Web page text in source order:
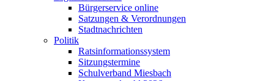
Bürgerservice online
Satzungen & Verordnungen
Stadtnachrichten
Politik
Ratsinformationssystem
Sitzungstermine
Schulverband Miesbach